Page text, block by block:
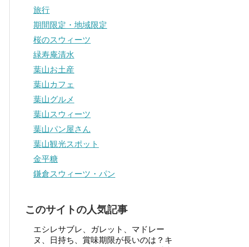
旅行
期間限定・地域限定
桜のスウィーツ
緑寿庵清水
葉山お土産
葉山カフェ
葉山グルメ
葉山スウィーツ
葉山パン屋さん
葉山観光スポット
金平糖
鎌倉スウィーツ・パン
このサイトの人気記事
エシレサブレ、ガレット、マドレー
ヌ、日持ち、賞味期限が長いのは？キ